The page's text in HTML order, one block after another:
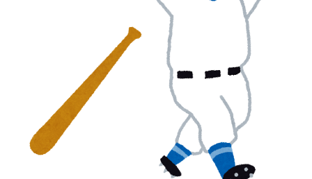
ワイ「飯食う前にうんちしたろ！（ﾌﾞﾘｯw）」
海外「まるでトランプ」FIFAがW杯開催都市と結んだ約
束を守らないことに海外大騒ぎ！（海外の反応）
韓国人「日本でヤバい作品ばかりアニメ化してて心配に
なる…」
韓国人「世界で最も有名な日本人は誰なのか？」→「想
像以上に意見が割れてしまう‥」
海外「中国が世界資産税を導入。財政不足を海外資産へ